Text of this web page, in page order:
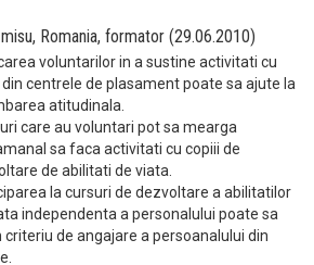
Romania, formator (29.06.2010)
voluntarilor in a sustine activitati cu
centrele de plasament poate sa ajute la
atitudinala.
uri care au voluntari pot sa mearga
sa faca activitati cu copiii de
de abilitati de viata.
la cursuri de dezvoltare a abilitatilor
independenta a personalului poate sa
criteriu de angajare a persoanalului din